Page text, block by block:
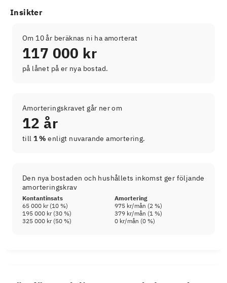
Insikter
Om 10 år beräknas ni ha amorterat
117 000 kr
på lånet på er nya bostad.
Amorteringskravet går ner om
12 år
till 1 % enligt nuvarande amortering.
Den nya bostaden och hushållets inkomst ger följande
amorteringskrav
Kontantinsats
Amortering
65 000 kr(10 %) 975 kr/mån (2 %)
195 000 kr(30 %) 379 kr/mån (1 %)
325 000 kr(50 %) 0 kr/mån (0 %)